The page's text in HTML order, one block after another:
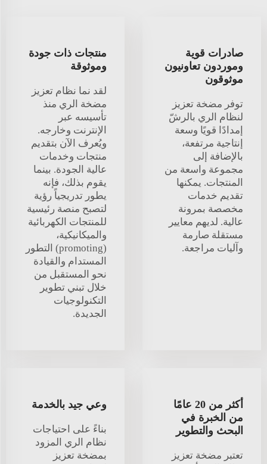
صادرات قوية
وموردون تعاونيون
موثوقون
توفر مضخة تعزيز
لنظام الري بالرشّ
إمدادًا قويًا وسعة
إنتاجية مرتفعة،
بالإضافة إلى
مجموعة واسعة من
المنتجات. يمكنها
تقديم خدمات
مخصصة بمرونة
عالية. لديهم معايير
مستقلة صارمة
وآليات مراجعة.
منتجات ذات جودة
وموثوقة
لقد نما نظام تعزيز
مضخة الري منذ
تأسيسه عبر
الإنترنت وخارجه.
ويُعرف الآن بتقديم
منتجات وخدمات
عالية الجودة. بينما
يقوم بذلك، فإنه
يطور تدريجياً رؤية
لتصبح منصة رئيسية
للمنتجات الكهربائية
والميكانيكية،
(promoting) التطور
المستدام والقيادة
نحو المستقبل من
خلال تبني تطوير
التكنولوجيات
الجديدة.
أكثر من 20 عامًا
من الخبرة في
البحث والتطوير
تعتبر مضخة تعزيز
وعي جيد بالخدمة
بناءً على احتياجات
نظام الري المزود
بمضخة تعزيز